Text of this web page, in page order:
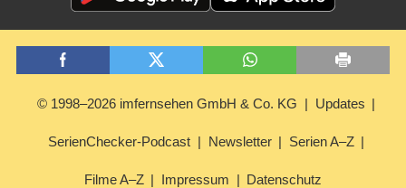
© 1998–2026 imfernsehen GmbH & Co. KG Updates
SerienChecker-Podcast Newsletter Serien A–Z
Filme A–Z Impressum Datenschutz